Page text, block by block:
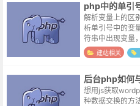
php中的单引
解析变量上的区
析单引号中的变
符串中出现变量
成变量的值。而
量，在输出时变
建站相关
后台php如何
想用js获取
种数据交换的方